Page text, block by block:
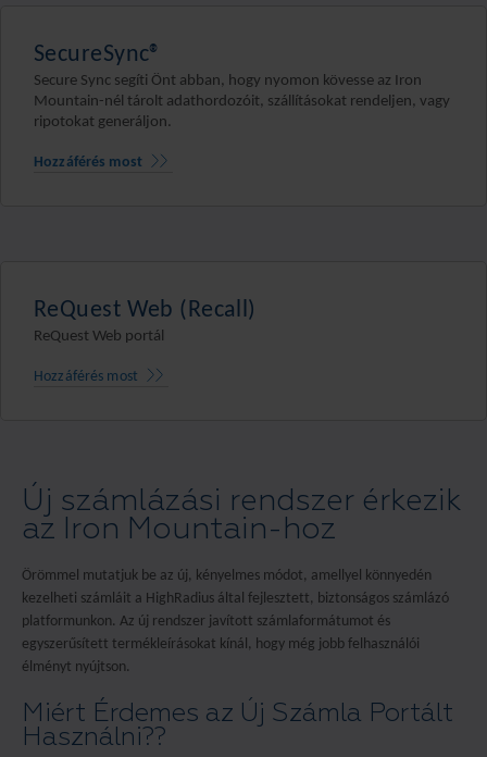
SecureSync®
Secure Sync segíti Önt abban, hogy nyomon kövesse az Iron
Mountain-nél tárolt adathordozóit, szállításokat rendeljen, vagy
ripotokat generáljon.
Hozzáférés most
ReQuest Web (Recall)
ReQuest Web portál
Hozzáférés most
Új számlázási rendszer érkezik
az Iron Mountain-hoz
Örömmel mutatjuk be az új, kényelmes módot, amellyel könnyedén
kezelheti számláit a HighRadius által fejlesztett, biztonságos számlázó
platformunkon. Az új rendszer javított számlaformátumot és
egyszerűsített termékleírásokat kínál, hogy még jobb felhasználói
élményt nyújtson.
Miért Érdemes az Új Számla Portált
Használni??